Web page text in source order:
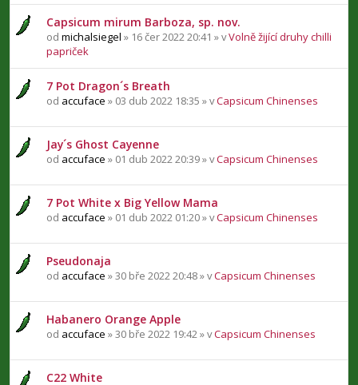
Capsicum mirum Barboza, sp. nov.
od michalsiegel » 16 čer 2022 20:41 » vVolně žijící druhy chilli
papriček
7 Pot Dragon´s Breath
od accuface » 03 dub 2022 18:35 » vCapsicum Chinenses
Jay´s Ghost Cayenne
od accuface » 01 dub 2022 20:39 » vCapsicum Chinenses
7 Pot White x Big Yellow Mama
od accuface » 01 dub 2022 01:20 » vCapsicum Chinenses
Pseudonaja
od accuface » 30 bře 2022 20:48 » vCapsicum Chinenses
Habanero Orange Apple
od accuface » 30 bře 2022 19:42 » vCapsicum Chinenses
C22 White